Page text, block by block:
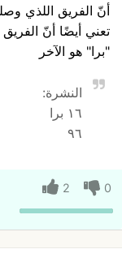
أنّ الفريق اللذي
تعني أيضًا أنّ
"برا" هو الآخر
النشرة:
١٦ برا
٩٦
0
2